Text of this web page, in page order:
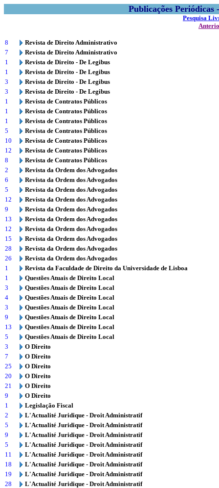
Publicações
Pesquisa
8
Revista de Direito Administrativo
7
Revista de Direito Administrativo
1
Revista de Direito - De Legibus
1
Revista de Direito - De Legibus
3
Revista de Direito - De Legibus
3
Revista de Direito - De Legibus
1
Revista de Contratos Públicos
1
Revista de Contratos Públicos
1
Revista de Contratos Públicos
5
Revista de Contratos Públicos
10
Revista de Contratos Públicos
12
Revista de Contratos Públicos
8
Revista de Contratos Públicos
2
Revista da Ordem dos Advogados
6
Revista da Ordem dos Advogados
5
Revista da Ordem dos Advogados
12
Revista da Ordem dos Advogados
9
Revista da Ordem dos Advogados
13
Revista da Ordem dos Advogados
12
Revista da Ordem dos Advogados
15
Revista da Ordem dos Advogados
28
Revista da Ordem dos Advogados
26
Revista da Ordem dos Advogados
1
Revista da Faculdade de Direito da Universidade de Lisboa
1
Questões Atuais de Direito Local
3
Questões Atuais de Direito Local
4
Questões Atuais de Direito Local
3
Questões Atuais de Direito Local
9
Questões Atuais de Direito Local
13
Questões Atuais de Direito Local
5
Questões Atuais de Direito Local
3
O Direito
7
O Direito
25
O Direito
20
O Direito
21
O Direito
9
O Direito
1
Legislação Fiscal
2
L'Actualité Juridique - Droit Administratif
5
L'Actualité Juridique - Droit Administratif
9
L'Actualité Juridique - Droit Administratif
5
L'Actualité Juridique - Droit Administratif
11
L'Actualité Juridique - Droit Administratif
18
L'Actualité Juridique - Droit Administratif
19
L'Actualité Juridique - Droit Administratif
28
L'Actualité Juridique - Droit Administratif